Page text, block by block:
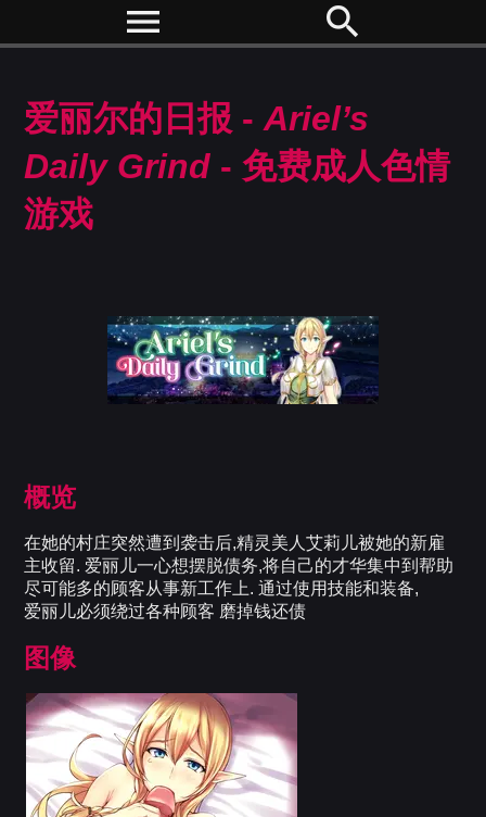
menu search
爱丽尔的日报 -Ariel’s
Daily Grind - 免费成人色情
游戏
概览
在她的村庄突然遭到袭击后,精灵美人艾莉儿被她的新雇
主收留. 爱丽儿一心想摆脱债务,将自己的才华集中到帮助
尽可能多的顾客从事新工作上. 通过使用技能和装备,
爱丽儿必须绕过各种顾客 磨掉钱还债
图像